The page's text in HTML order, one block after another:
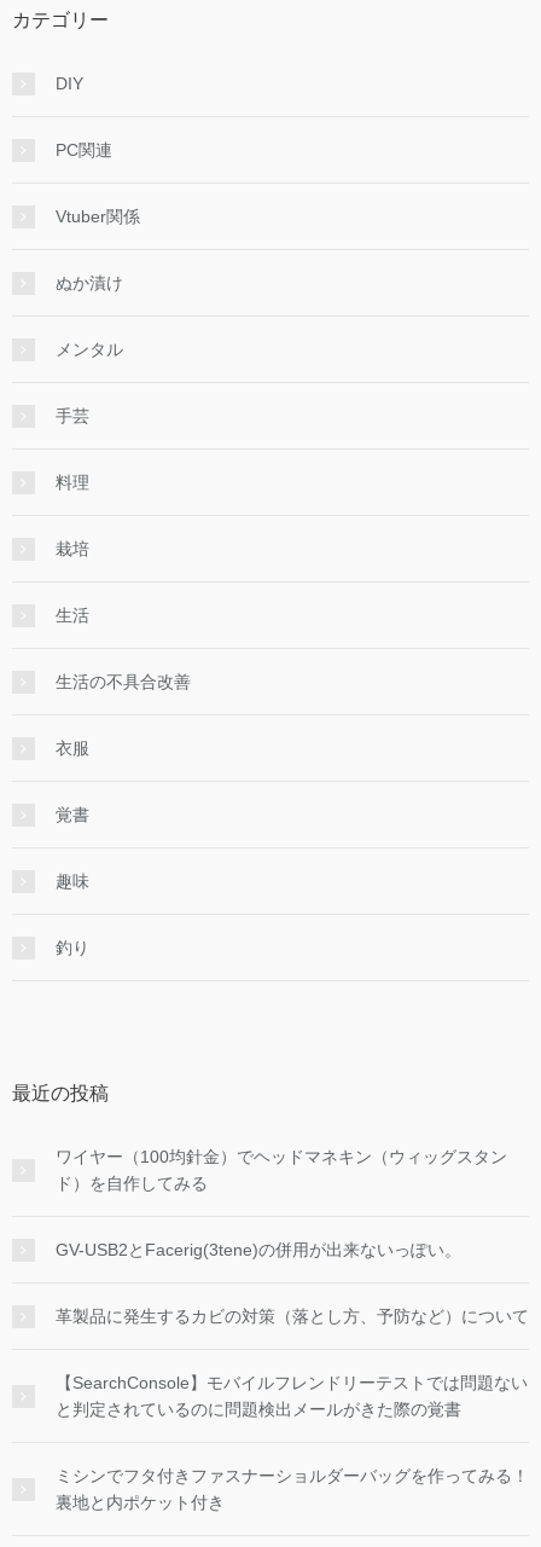
カテゴリー
DIY
PC関連
Vtuber関係
ぬか漬け
メンタル
手芸
料理
栽培
生活
生活の不具合改善
衣服
覚書
趣味
釣り
最近の投稿
ワイヤー（100均針金）でヘッドマネキン（ウィッグスタン
ド）を自作してみる
GV-USB2とFacerig(3tene)の併用が出来ないっぽい。
革製品に発生するカビの対策（落とし方、予防など）について
【SearchConsole】モバイルフレンドリーテストでは問題ない
と判定されているのに問題検出メールがきた際の覚書
ミシンでフタ付きファスナーショルダーバッグを作ってみる！
裏地と内ポケット付き